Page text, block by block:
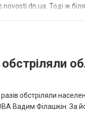
Тоді ж
обстріляли
Вадим Філашкін. За